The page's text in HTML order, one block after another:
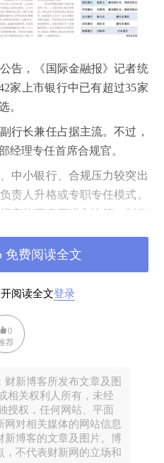
告，《国际金融报》记者统
家上市银行中已有超过35家
。
行长兼任占据主流。不过，
经理专任首席合规官。
中小银行、合规压力较突出
责人升格或专职专任模式。
官能否真正进入决策、制衡
合规官加速到任。
的首席合规官陆续到位。2月
别发布公告，均由行长兼任
，交通银行则由首席风险官
银行在董事会决议公告中披
兼任首席合规官的议案。两
发布公告，由行长芦苇兼任
阅读全文登录
免费阅读全文
0
荐
新博客所发布文章及图
相关权利人所有，未经
授权，任何网站、平面
网对相关媒体的网站信息
新博客的文章及图片。博
，不代表财新网的立场和